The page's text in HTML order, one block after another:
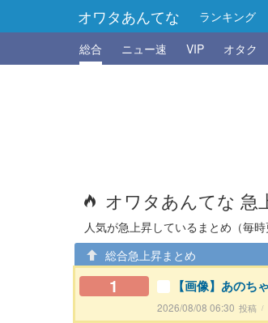
オワタあんてな ランキング
総合
ニュー速 VIP オタク
オワタあんてな 急
人気が急上昇しているまとめ（毎時
総合急上昇まとめ
1 【画像】あのち
2026/08/08 06:30